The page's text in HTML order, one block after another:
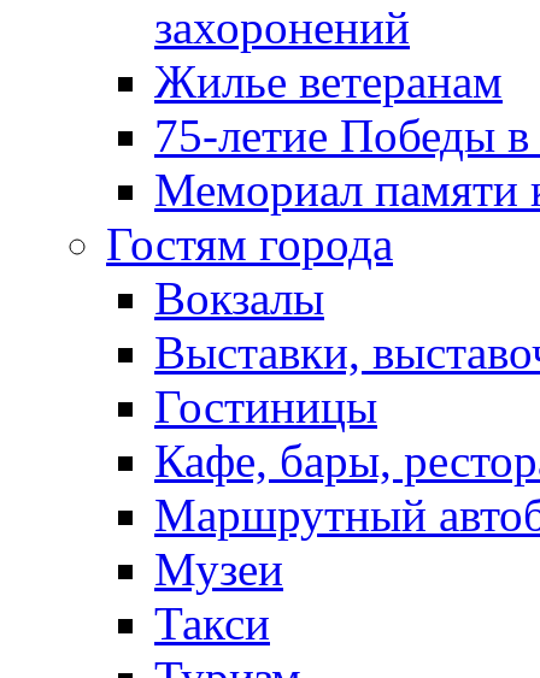
захоронений
Жилье ветеранам
75-летие Победы
Мемориал памяти
Гостям города
Вокзалы
Выставки,
Гостиницы
Кафе, бары,
Маршрутный
Музеи
Такси